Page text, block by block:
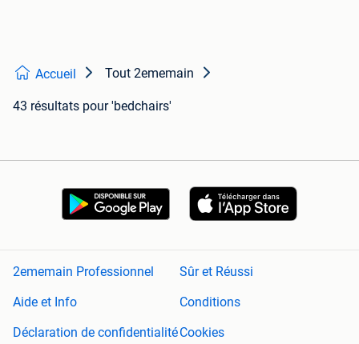
Accueil Tout 2ememain
43 résultats pour 'bedchairs'
2ememain Professionnel
Sûr et Réussi
Aide et Info
Conditions
Déclaration de confidentialitéCookies